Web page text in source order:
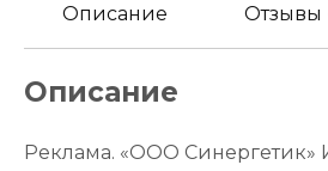
Описание Отзывы
Описание
Реклама. «ООО Синергетик»